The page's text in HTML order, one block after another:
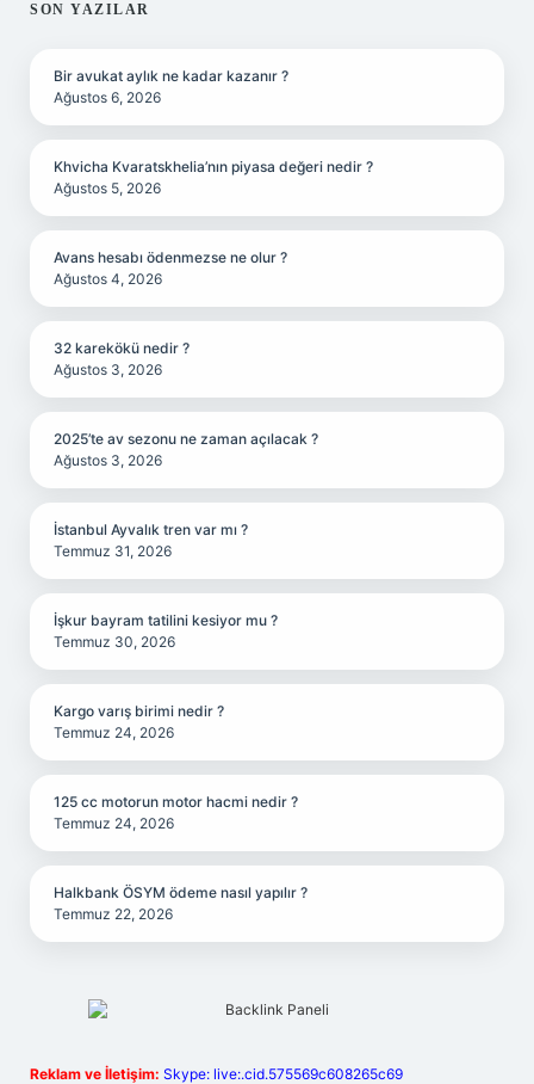
SIDEBAR
SON YAZILAR
Bir avukat aylık ne kadar kazanır ?
Ağustos 6, 2026
Khvicha Kvaratskhelia’nın piyasa değeri nedir ?
Ağustos 5, 2026
Avans hesabı ödenmezse ne olur ?
Ağustos 4, 2026
32 karekökü nedir ?
Ağustos 3, 2026
2025’te av sezonu ne zaman açılacak ?
Ağustos 3, 2026
İstanbul Ayvalık tren var mı ?
Temmuz 31, 2026
İşkur bayram tatilini kesiyor mu ?
Temmuz 30, 2026
Kargo varış birimi nedir ?
Temmuz 24, 2026
125 cc motorun motor hacmi nedir ?
Temmuz 24, 2026
Halkbank ÖSYM ödeme nasıl yapılır ?
Temmuz 22, 2026
Reklam ve İletişim: Skype: live:.cid.575569c608265c69